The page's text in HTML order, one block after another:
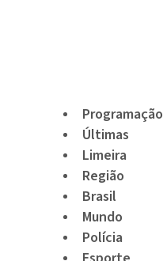
Programação
Últimas
Limeira
Região
Brasil
Mundo
Polícia